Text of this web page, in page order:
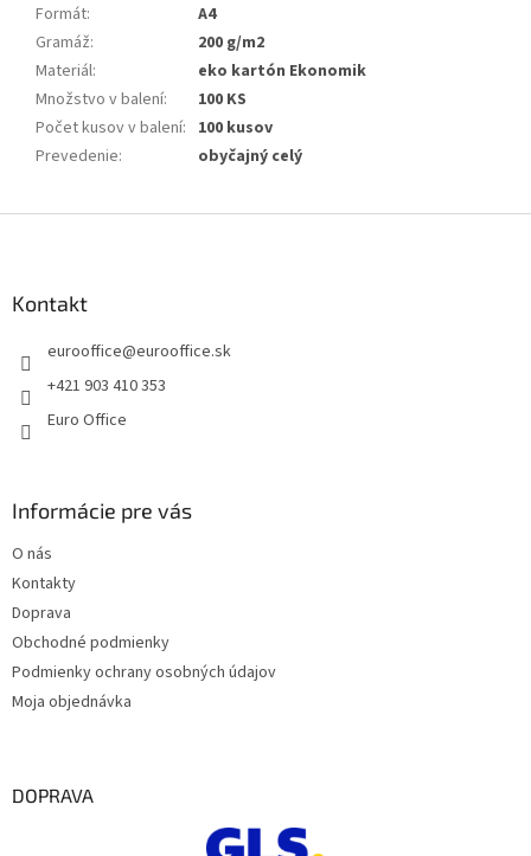
Formát:
A4
Gramáž:
200 g/m2
Materiál:
eko kartón Ekonomik
Množstvo v balení:
100 KS
Počet kusov v balení: 100 kusov
Prevedenie: obyčajný celý
Kontakt
eurooffice@eurooffice.sk
+421 903 410 353
Euro Office
Informácie pre vás
O nás
Kontakty
Doprava
Obchodné podmienky
Podmienky ochrany osobných údajov
Moja objednávka
DOPRAVA